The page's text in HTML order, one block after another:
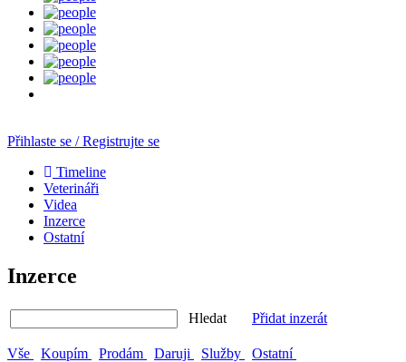
Přihlaste se / Registrujte se
Timeline
Veterináři
Videa
Inzerce
Ostatní
Inzerce
Hledat Přidat inzerát
Vše Koupím Prodám Daruji Služby Ostatní